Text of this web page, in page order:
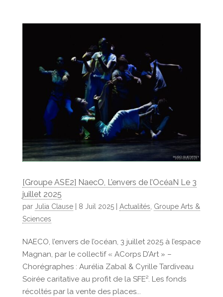
[Groupe ASE2] NaecO, L’envers de l’OcéaN Le 3
juillet 2025
par Julia Clause| 8 Juil 2025| Actualités, Groupe Arts &
Sciences
NAECO, l’envers de l’océan, 3 juillet 2025 à l’espace
Magnan, par le collectif « ACorps D’Art » –
Chorégraphes : Aurélia Zabal & Cyrille Tardiveau
Soirée caritative au profit de la SFE². Les fonds
récoltés par la vente des places...